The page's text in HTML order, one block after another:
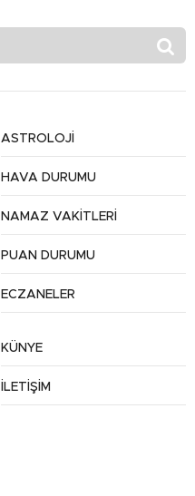
ASTROLOJİ
HAVA DURUMU
NAMAZ VAKİTLERİ
PUAN DURUMU
ECZANELER
KÜNYE
İLETİŞİM